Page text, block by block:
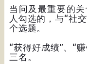
当问及最重要的
人勾选的，与“社
个选题。
“获得好成绩”、“
三名。